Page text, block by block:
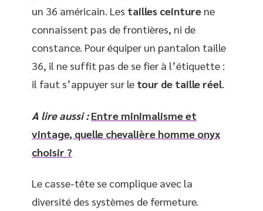
un 36 américain. Les tailles ceinture ne
connaissent pas de frontières, ni de
constance. Pour équiper un pantalon taille
36, il ne suffit pas de se fier à l’étiquette :
il faut s’appuyer sur le tour de taille réel.
A lire aussi : Entre minimalisme et
vintage, quelle chevalière homme onyx
choisir ?
Le casse-tête se complique avec la
diversité des systèmes de fermeture.